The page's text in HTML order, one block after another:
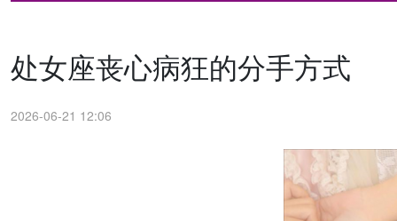
处女座丧心病狂的分手方式
2026-06-21 12:06